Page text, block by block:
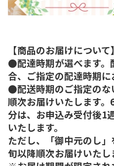
【商品のお届けについて】
●配達時期が選べます。
合、ご指定の配達時期に
●配送時期のご指定のな
順次お届けいたします
分は、お申込み受付後1
いたします。
ただし、「御中元のし
旬以降順次お届けいたし